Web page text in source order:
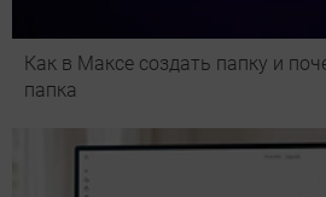
Как в Максе создать папку и
папка